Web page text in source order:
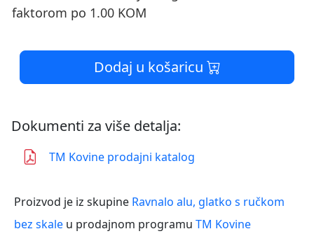
faktorom po 1.00 KOM
Dodaj u košaricu
Dokumenti za više detalja:
TM Kovine prodajni katalog
Proizvod je iz skupine Ravnalo alu, glatko s ručkom
bez skale u prodajnom programu TM Kovine